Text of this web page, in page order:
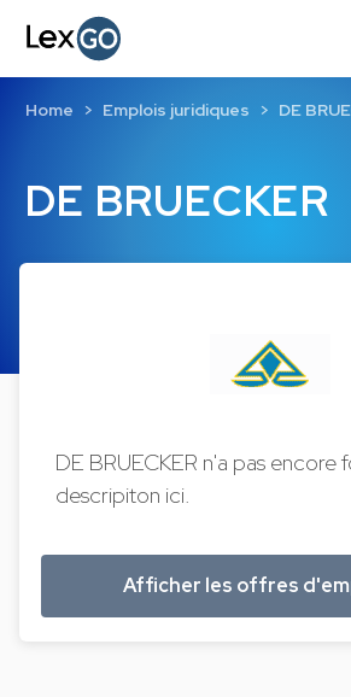
DE BRUECKER
Home Emplois juridiques DE
DE BRUECKER n'a pas encore
descripiton ici.
Afficher les offres